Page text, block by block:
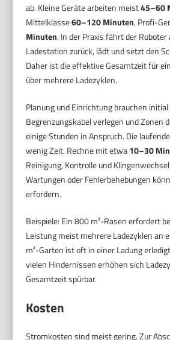
ab. Kleine Geräte arbeiten meist45–60
Mittelklasse60–120 Minuten, Profi-
Minuten. In der Praxis fährt der
Ladestation zurück, lädt und setzt den
Daher ist die effektive Gesamtzeit für
über mehrere Ladezyklen.
Planung und Einrichtung brauchen initial
Begrenzungskabel verlegen und Zonen
einige Stunden in Anspruch. Die
wenig Zeit. Rechne mit etwa10–30
Reinigung, Kontrolle und
Wartungen oder Fehlerbehebungen
erfordern.
Beispiele: Ein 800 m²-Rasen erfordert
Leistung meist mehrere Ladezyklen an
m²-Garten ist oft in einer Ladung
vielen Hindernissen erhöhen sich
Gesamtzeit spürbar.
Kosten
Stromkosten sind meist gering. Zur